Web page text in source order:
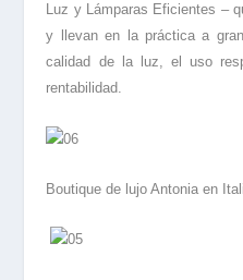
Luz y Lámparas Eficientes –
y llevan en la práctica a
calidad de la luz, el uso
rentabilidad.
Boutique de lujo Antonia en